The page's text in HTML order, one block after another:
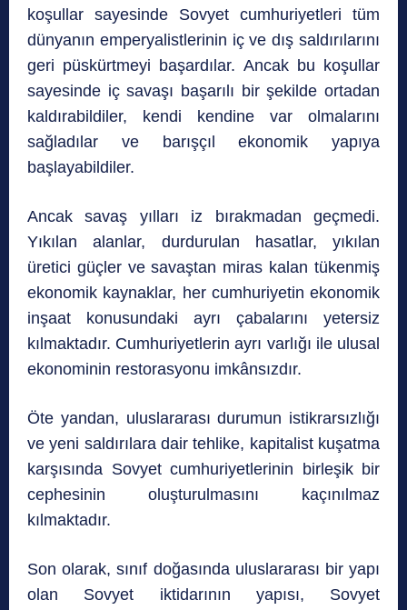
koşullar sayesinde Sovyet cumhuriyetleri tüm
dünyanın emperyalistlerinin iç ve dış saldırılarını
geri püskürtmeyi başardılar. Ancak bu koşullar
sayesinde iç savaşı başarılı bir şekilde ortadan
kaldırabildiler, kendi kendine var olmalarını
sağladılar ve barışçıl ekonomik yapıya
başlayabildiler.
Ancak savaş yılları iz bırakmadan geçmedi.
Yıkılan alanlar, durdurulan hasatlar, yıkılan
üretici güçler ve savaştan miras kalan tükenmiş
ekonomik kaynaklar, her cumhuriyetin ekonomik
inşaat konusundaki ayrı çabalarını yetersiz
kılmaktadır. Cumhuriyetlerin ayrı varlığı ile ulusal
ekonominin restorasyonu imkânsızdır.
Öte yandan, uluslararası durumun istikrarsızlığı
ve yeni saldırılara dair tehlike, kapitalist kuşatma
karşısında Sovyet cumhuriyetlerinin birleşik bir
cephesinin oluşturulmasını kaçınılmaz
kılmaktadır.
Son olarak, sınıf doğasında uluslararası bir yapı
olan Sovyet iktidarının yapısı, Sovyet